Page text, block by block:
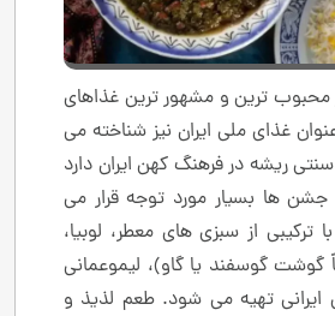
محبوب ‌ترین و مشهور ترین غذاهای
غذای ملی ایران نیز شناخته می
ریشه در فرهنگ کهن ایران دارد
ها بسیار مورد توجه قرار می
ترکیبی از سبزی‌ های معطر، لوبیا،
گوسفند یا گاو)، لیموعمانی
تهیه می ‌شود. طعم لذیذ و